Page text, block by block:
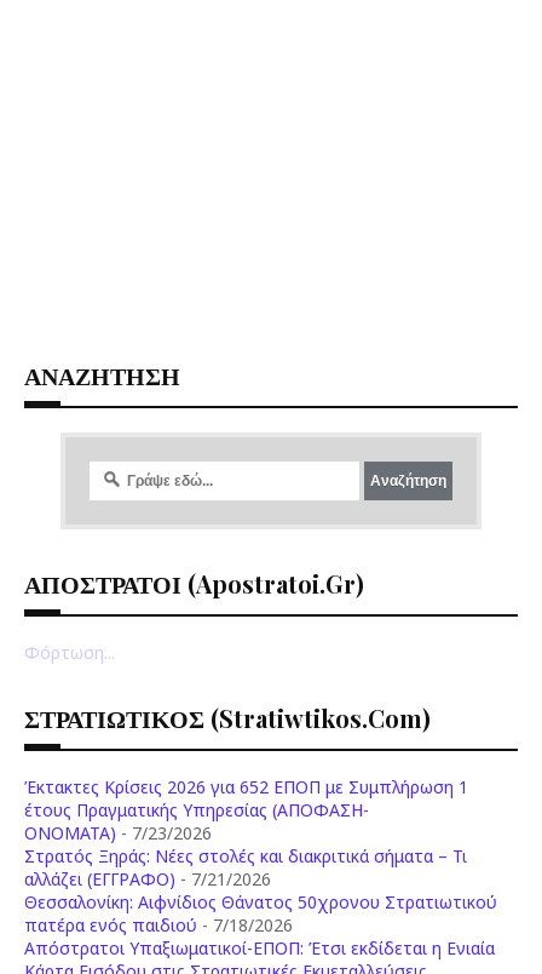
ΑΝΑΖΗΤΗΣΗ
ΑΠΟΣΤΡΑΤΟΙ (apostratoi.gr)
Φόρτωση...
ΣΤΡΑΤΙΩΤΙΚΟΣ (stratiwtikos.com)
Έκτακτες Κρίσεις 2026 για 652 ΕΠΟΠ με Συμπλήρωση 1
έτους Πραγματικής Υπηρεσίας (ΑΠΟΦΑΣΗ-
ONOMATA) - 7/23/2026
Στρατός Ξηράς: Νέες στολές και διακριτικά σήματα – Τι
αλλάζει (ΕΓΓΡΑΦΟ) - 7/21/2026
Θεσσαλονίκη: Αιφνίδιος Θάνατος 50χρονου Στρατιωτικού
πατέρα ενός παιδιού - 7/18/2026
Απόστρατοι Υπαξιωματικοί-ΕΠΟΠ: Έτσι εκδίδεται η Ενιαία